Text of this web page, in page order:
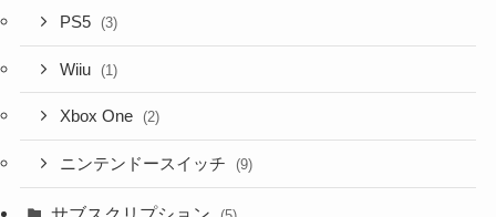
PS5 (3)
Wiiu (1)
Xbox One (2)
ニンテンドースイッチ (9)